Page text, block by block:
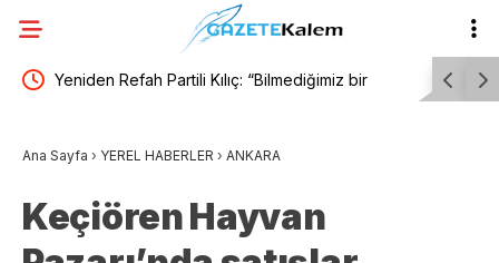
Yeniden Refah Partili Kılıç: “Bilmediğimiz bir
Ana Sayfa › YEREL HABERLER › ANKARA
Keçiören Hayvan